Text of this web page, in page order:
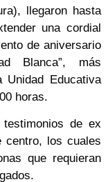
llegaron hasta
una cordial
de aniversario
Blanca”, más
Educativa
horas.
de ex
centro, los cuales
que requieran